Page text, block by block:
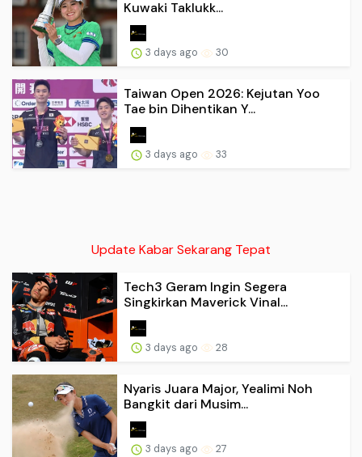
Kuwaki Taklukk...
3 days ago 30
Taiwan Open 2026: Kejutan Yoo
Tae bin Dihentikan Y...
3 days ago 33
Update Kabar Sekarang Tepat
Tech3 Geram Ingin Segera
Singkirkan Maverick Vinal...
3 days ago 28
Nyaris Juara Major, Yealimi Noh
Bangkit dari Musim...
3 days ago 27